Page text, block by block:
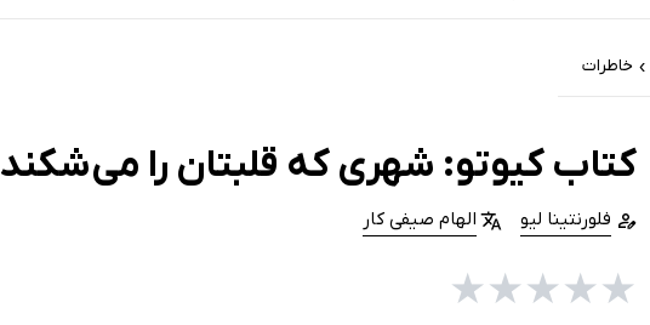
› خاطرات
کتاب کیوتو: شهری که قلبتان را می‌شکند
فلورنتینا لیو الهام صیفی کار
★
★
★
★
★